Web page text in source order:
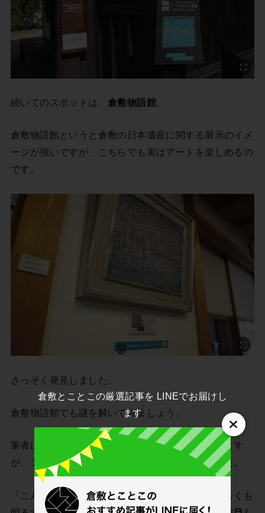
続いてのスポットは、倉敷物語館。
倉敷物語館というと倉敷の日本遺産に関する展示のイメ
ージが強いですが、こちらでも実はアートを楽しめるの
です。
さっそく発見しました。
倉敷物語館でも謎を解いてみましょう。
筆者は倉敷物語館に何度も立ち寄ったことがあります
が、アートを意識して見たことはありませんでした。
「こんなに繊細なタッチで描かれていたのか、優しくも
倉敷とことこの厳選記事を LINEでお届けし
ます